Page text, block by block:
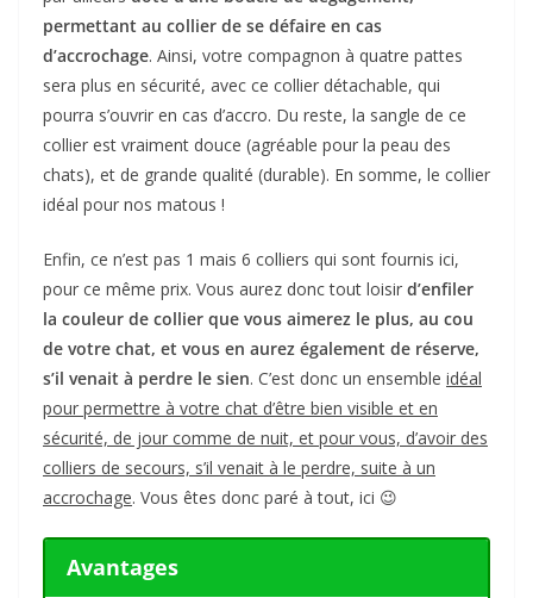
permettant au collier de se défaire en cas
d’accrochage. Ainsi, votre compagnon à quatre pattes
sera plus en sécurité, avec ce collier détachable, qui
pourra s’ouvrir en cas d’accro. Du reste, la sangle de ce
collier est vraiment douce (agréable pour la peau des
chats), et de grande qualité (durable). En somme, le collier
idéal pour nos matous !
Enfin, ce n’est pas 1 mais 6 colliers qui sont fournis ici,
pour ce même prix. Vous aurez donc tout loisir d’enfiler
la couleur de collier que vous aimerez le plus, au cou
de votre chat, et vous en aurez également de réserve,
s’il venait à perdre le sien. C’est donc un ensemble idéal
pour permettre à votre chat d’être bien visible et en
sécurité, de jour comme de nuit, et pour vous, d’avoir des
colliers de secours, s’il venait à le perdre, suite à un
accrochage. Vous êtes donc paré à tout, ici 😉
Avantages